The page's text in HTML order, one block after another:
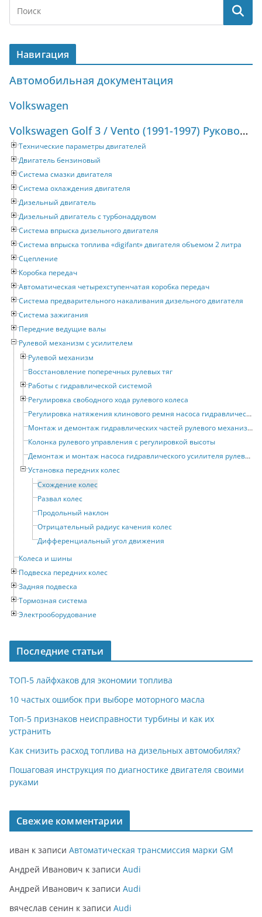
Навигация
Автомобильная документация
Volkswagen
Volkswagen Golf 3 / Vento (1991-1997) Руководство по ремонту и техническому обслуживанию
Технические параметры двигателей
Двигатель бензиновый
Система смазки двигателя
Система охлаждения двигателя
Дизельный двигатель
Дизельный двигатель с турбонаддувом
Система впрыска дизельного двигателя
Система впрыска топлива «digifant» двигателя объемом 2 литра
Сцепление
Коробка передач
Автоматическая четырехступенчатая коробка передач
Система предварительного накаливания дизельного двигателя
Система зажигания
Передние ведущие валы
Рулевой механизм с усилителем
Рулевой механизм
Восстановление поперечных рулевых тяг
Работы с гидравлической системой
Регулировка свободного хода рулевого колеса
Регулировка натяжения клинового ремня насоса гидравлического усилителя рулевого привода
Монтаж и демонтаж гидравлических частей рулевого механизма с усилителем
Колонка рулевого управления с регулировкой высоты
Демонтаж и монтаж насоса гидравлического усилителя рулевого привода
Установка передних колес
Схождение колес
Развал колес
Продольный наклон
Отрицательный радиус качения колес
Дифференциальный угол движения
Колеса и шины
Подвеска передних колес
Задняя подвеска
Тормозная система
Электрооборудование
Последние статьи
ТОП-5 лайфхаков для экономии топлива
10 частых ошибок при выборе моторного масла
Топ-5 признаков неисправности турбины и как их
устранить
Как снизить расход топлива на дизельных автомобилях?
Пошаговая инструкция по диагностике двигателя своими
руками
Свежие комментарии
иван к записи Автоматическая трансмиссия марки GM
Андрей Иванович к записи Audi
Андрей Иванович к записи Audi
вячеслав сенин к записи Audi